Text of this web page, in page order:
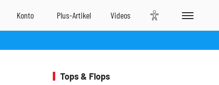
Tops & Flops